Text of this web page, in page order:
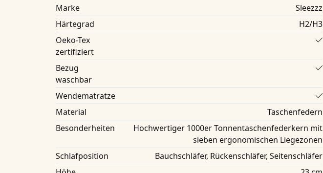
Marke
Sleezzz
Härtegrad
H2/H3
Oeko-Tex
zertifiziert
Bezug
waschbar
Wendematratze
Material
Taschenfedern
Besonderheiten
Hochwertiger 1000er Tonnentaschenfederkern mit
sieben ergonomischen Liegezonen
Schlafposition
Bauchschläfer, Rückenschläfer, Seitenschläfer